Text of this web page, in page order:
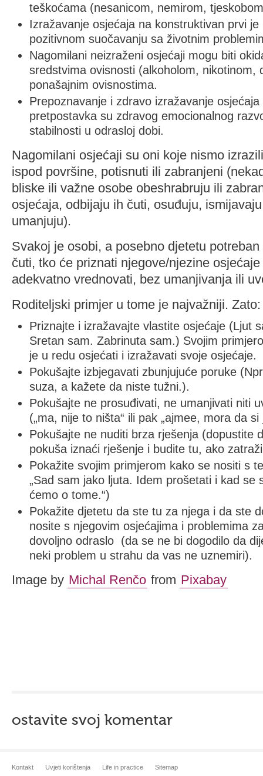
teškoćama (nesanicom, nemirom,
Izražavanje osjećaja na konstruktivan prvi
pozitivnom suočavanju sa životnim
Nagomilani neizraženi osjećaji mogu biti
sredstvima ovisnosti (alkoholom, nikotinom,
ponašajnim ovisnostima.
Prepoznavanje i zdravo izražavanje
pretpostavka su zdravog emocionalnog
stabilnosti u odrasloj dobi.
Nagomilani osjećaji su oni koje nismo
ispod površine, potisnuti ili zabranjeni
bliske ili važne osobe obeshrabruju ili
osjećaja, odbijaju ih čuti, osuđuju,
umanjuju).
Svakoj je osobi, a posebno djetetu
čuti, tko će priznati njegove/njezine
adekvatno vrednovati, bez umanjivanja ili
Roditeljski primjer u tome je najvažniji. Zato:
Priznajte i izražavajte vlastite osjećaje (Ljut
Sretan sam. Zabrinuta sam.) Svojim
je u redu osjećati i izražavati svoje osjećaje.
Pokušajte izbjegavati zbunjujuće poruke
suza, a kažete da niste tužni.).
Pokušajte ne prosuđivati, ne umanjivati niti
(„ma, nije to ništa“ ili pak „ajmee, mora da
Pokušajte ne nuditi brza rješenja (dopustite
pokuša iznaći rješenje i budite tu, ako
Pokažite svojim primjerom kako se nositi s
„Sad sam jako ljuta. Idem prošetati i kad se
ćemo o tome.“)
Pokažite djetetu da ste tu za njega i da ste
nosite s njegovim osjećajima i problemima
dovoljno odraslo (da se ne bi dogodilo da
neki problem u strahu da vas ne uznemiri).
Image by Michal Renčo from Pixabay
ostavite svoj komentar
Kontakt Uvjeti korištenja Life in practice Sitemap